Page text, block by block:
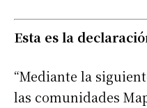
Esta es la
“Mediante la
las comunidades